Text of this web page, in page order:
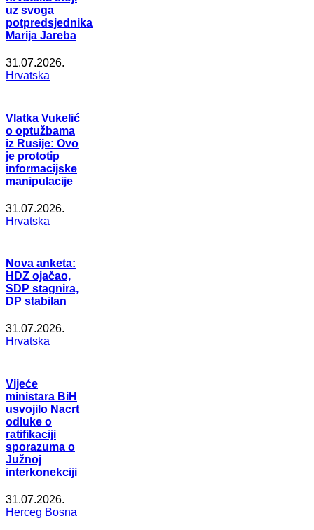
uz svoga
potpredsjednika
Marija Jareba
31.07.2026.
Hrvatska
Vlatka Vukelić
o optužbama
iz Rusije: Ovo
je prototip
informacijske
manipulacije
31.07.2026.
Hrvatska
Nova anketa:
HDZ ojačao,
SDP stagnira,
DP stabilan
31.07.2026.
Hrvatska
Vijeće
ministara BiH
usvojilo Nacrt
odluke o
ratifikaciji
sporazuma o
Južnoj
interkonekciji
31.07.2026.
Herceg Bosna